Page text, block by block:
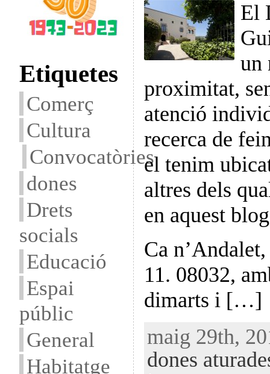
Etiquetes
Comerç
Cultura
Convocatòries
dones
Drets
socials
Educació
Espai
públic
General
Habitatge
El
un
proximitat,
atenció
recerca de
el tenim
altres dels
en aquest
Ca
11. 08032,
dimarts i […]
maig 29th,
dones